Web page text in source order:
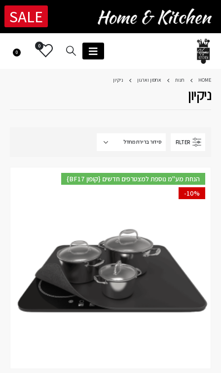
SALE
0
0
HOME חנות אחסון וארגון ניקיון
ניקיון
FILTER
{BF17 קופון} הנחת מע"מ נוספת למצטרפים חדשים
-10%